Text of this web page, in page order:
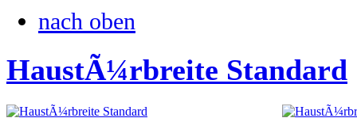
nach oben
HaustÃ¼rbreite Standard